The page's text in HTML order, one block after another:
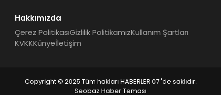
Hakkımızda
Çerez PolitikasıGizlilik PolitikamızKullanım Şartları
KVKKKünyeİletişim
Copyright © 2025 Tüm hakları HABERLER 07 'de saklıdır.
Seobaz Haber Teması